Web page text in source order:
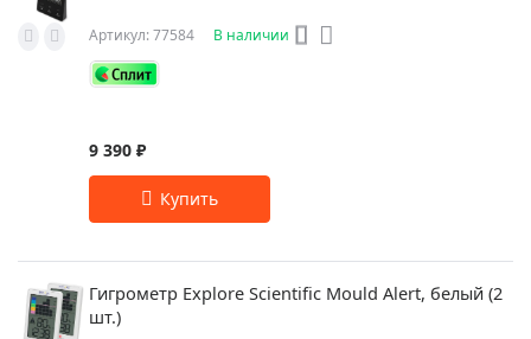
9 390 ₽
Артикул: 77584 В наличии
Гигрометр Explore Scientific Mould Alert, белый (2
шт.)